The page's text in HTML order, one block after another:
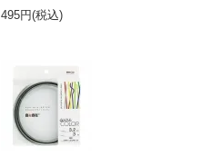
495円(税込)